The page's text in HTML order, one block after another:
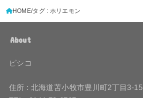
HOME タグ : ホリエモン
About
ピシコ
住所 : 北海道苫小牧市豊川町2丁目3-15